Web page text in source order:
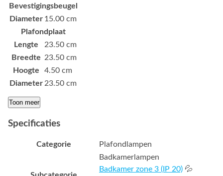
Bevestigingsbeugel
Diameter 15.00 cm
Plafondplaat
Lengte
23.50 cm
Breedte 23.50 cm
Hoogte
4.50 cm
Diameter 23.50 cm
Toon meer
Specificaties
Categorie Plafondlampen
Badkamerlampen
Badkamer zone 3 (IP 20) 💦